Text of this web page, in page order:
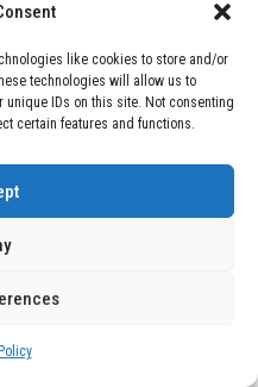
like cookies to store and/or
technologies will allow us to
IDs on this site. Not consenting
certain features and functions.
asume la presidencia
que vivifica a
en Nueva
y Odio
visita a México:
Reunión de